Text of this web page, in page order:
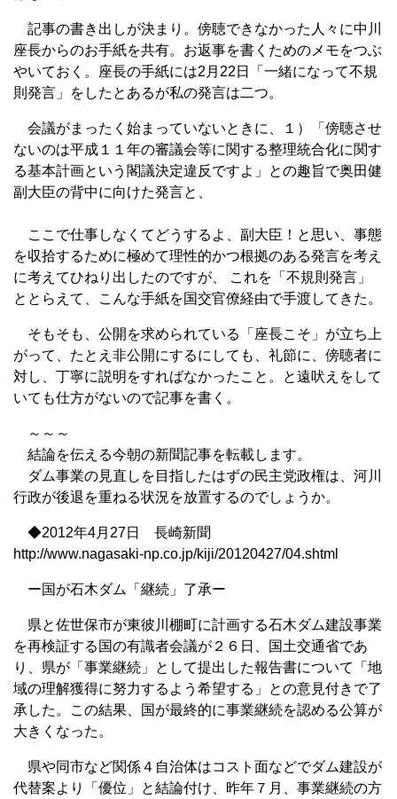
記事の書き出しが決まり。傍聴できなかった人々に中川
座長からのお手紙を共有。お返事を書くためのメモをつぶ
やいておく。座長の手紙には2月22日「一緒になって不規
則発言」をしたとあるが私の発言は二つ。
会議がまったく始まっていないときに、１）「傍聴させ
ないのは平成１１年の審議会等に関する整理統合化に関す
る基本計画という閣議決定違反ですよ」との趣旨で奥田健
副大臣の背中に向けた発言と、
ここで仕事しなくてどうするよ、副大臣！と思い、事態
を収拾するために極めて理性的かつ根拠のある発言を考え
に考えてひねり出したのですが、 これを「不規則発言」
ととらえて、こんな手紙を国交官僚経由で手渡してきた。
そもそも、公開を求められている「座長こそ」が立ち上
がって、たとえ非公開にするにしても、礼節に、傍聴者に
対し、丁寧に説明をすればなかったこと。と遠吠えをして
いても仕方がないので記事を書く。
～～～
結論を伝える今朝の新聞記事を転載します。
ダム事業の見直しを目指したはずの民主党政権は、河川
行政が後退を重ねる状況を放置するのでしょうか。
◆2012年4月27日 長崎新聞
http://www.nagasaki-np.co.jp/kiji/20120427/04.shtml
ー国が石木ダム「継続」了承ー
県と佐世保市が東彼川棚町に計画する石木ダム建設事業
を再検証する国の有識者会議が２６日、国土交通省であ
り、県が「事業継続」として提出した報告書について「地
域の理解獲得に努力するよう希望する」との意見付きで了
承した。この結果、国が最終的に事業継続を認める公算が
大きくなった。
県や同市など関係４自治体はコスト面などでダム建設が
代替案より「優位」と結論付け、昨年７月、事業継続の方